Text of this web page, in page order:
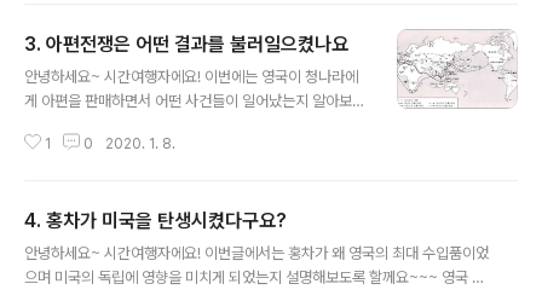
한 번 시청하시는 걸 추천드려요! 작가님께서 오마이스쿨과 함께 따로 유튜브에
무료영상을 올린 것 도 있으니 시청하시면 더 좋을 것 같아요!!!''' [화폐의 역사]
대도시가 생기기 전에는 서로 물물교환이 주가 되었어요. 한쪽에서 돼지가 필요
3. 아편전쟁은 어떤 결과를 불러일으켰나요
안녕하세요~ 시간여행자에요! 이번에는 영국이 청나라에
게 아편을 판매하면서 어떤 사건들이 일어났는지 알아보도
도 회사를 설립하게 됩니다. 광동 성 광저우에 무역항을 설
필요하지 않다’고 이야기 합니다. 이렇게 이야기 했던 이유
는 당시 영국이 중국에 수출하려고 했던 품목은 면화, 시계,
보석, 모직물 등이고, 영국이 중국으로부터 수입하려고 했
1 0 2020. 1. 8.
4. 홍차가 미국을 탄생시켰다구요?
안녕하세요~ 시간여행자에요! 이번글에서는 홍차가 왜 영국의 최대 수입품이었
으며 미국의 독립에 영향을 미치게 되었는지 설명해보도록 할께요~~~ 영국 국